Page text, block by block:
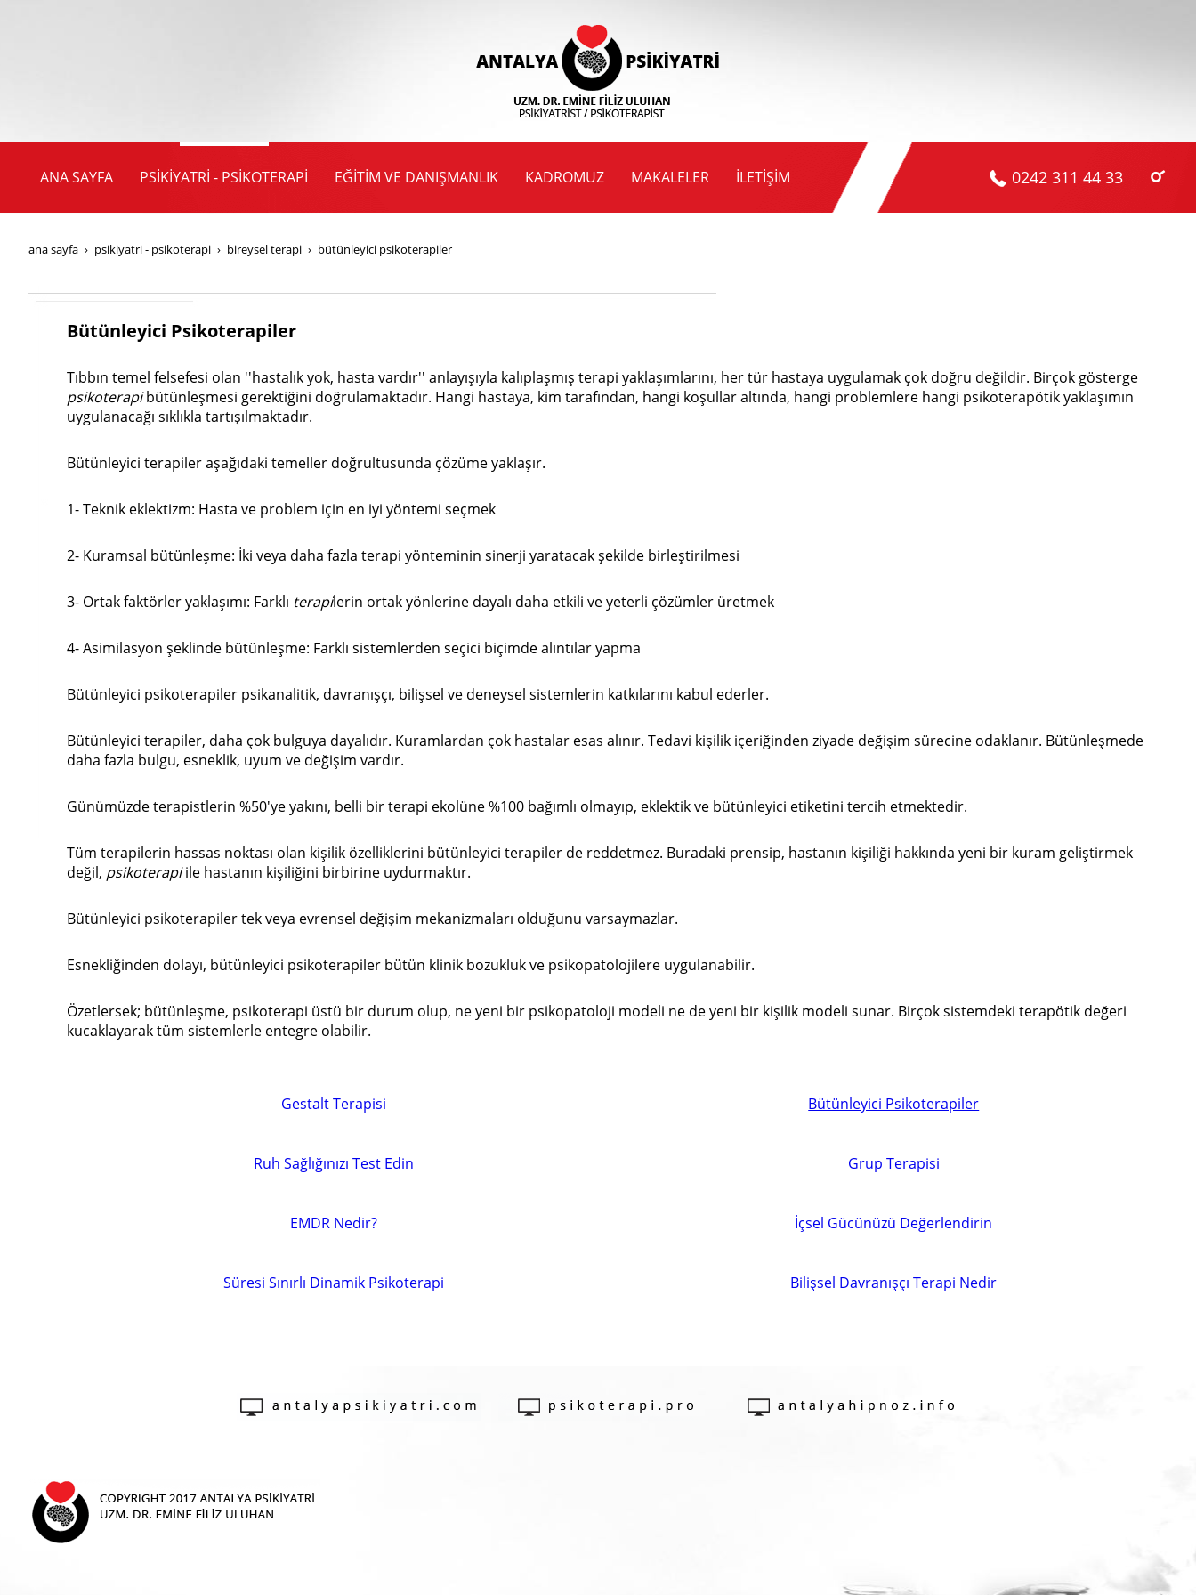
ANA SAYFA PSİKİYATRİ - PSİKOTERAPİ EĞİTİM VE DANIŞMANLIK KADROMUZ MAKALELER İLETIŞIM 0242 311 44 33
ana sayfa psi̇ki̇yatri̇ - psi̇koterapi̇ bi̇reysel terapi̇ bütünleyici psikoterapiler
Bütünleyici Psikoterapiler
Tıbbın temel felsefesi olan ''hastalık yok, hasta vardır'' anlayışıyla kalıplaşmış terapi yaklaşımlarını, her tür hastaya uygulamak çok doğru değildir. Birçok gösterge
psikoterapibütünleşmesi gerektiğini doğrulamaktadır. Hangi hastaya, kim tarafından, hangi koşullar altında, hangi problemlere hangi psikoterapötik yaklaşımın
uygulanacağı sıklıkla tartışılmaktadır.
Bütünleyici terapiler aşağıdaki temeller doğrultusunda çözüme yaklaşır.
1- Teknik eklektizm: Hasta ve problem için en iyi yöntemi seçmek
2- Kuramsal bütünleşme: İki veya daha fazla terapi yönteminin sinerji yaratacak şekilde birleştirilmesi
3- Ortak faktörler yaklaşımı: Farklı terapilerin ortak yönlerine dayalı daha etkili ve yeterli çözümler üretmek
4- Asimilasyon şeklinde bütünleşme: Farklı sistemlerden seçici biçimde alıntılar yapma
Bütünleyici psikoterapiler psikanalitik, davranışçı, bilişsel ve deneysel sistemlerin katkılarını kabul ederler.
Bütünleyici terapiler, daha çok bulguya dayalıdır. Kuramlardan çok hastalar esas alınır. Tedavi kişilik içeriğinden ziyade değişim sürecine odaklanır. Bütünleşmede
daha fazla bulgu, esneklik, uyum ve değişim vardır.
Günümüzde terapistlerin %50'ye yakını, belli bir terapi ekolüne %100 bağımlı olmayıp, eklektik ve bütünleyici etiketini tercih etmektedir.
Tüm terapilerin hassas noktası olan kişilik özelliklerini bütünleyici terapiler de reddetmez. Buradaki prensip, hastanın kişiliği hakkında yeni bir kuram geliştirmek
değil, psikoterapiile hastanın kişiliğini birbirine uydurmaktır.
Bütünleyici psikoterapiler tek veya evrensel değişim mekanizmaları olduğunu varsaymazlar.
Esnekliğinden dolayı, bütünleyici psikoterapiler bütün klinik bozukluk ve psikopatolojilere uygulanabilir.
Özetlersek; bütünleşme, psikoterapi üstü bir durum olup, ne yeni bir psikopatoloji modeli ne de yeni bir kişilik modeli sunar. Birçok sistemdeki terapötik değeri
kucaklayarak tüm sistemlerle entegre olabilir.
Gestalt Terapisi Bütünleyici Psikoterapiler
Ruh Sağlığınızı Test Edin Grup Terapisi
EMDR Nedir? İçsel Gücünüzü Değerlendirin
Süresi Sınırlı Dinamik Psikoterapi Bilişsel Davranışçı Terapi Nedir